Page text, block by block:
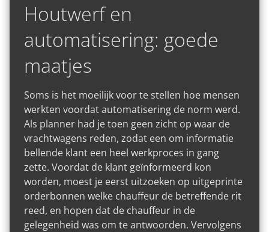
Voor wie?
Over ons
015 251 22 10
Houtwerf en
automatisering: goede
maatjes
Soms is het moeilijk voor te stellen hoe mensen
werkten voordat automatisering de norm werd.
Als planner had je toen geen zicht op waar de
vrachtwagens reden, zodat een om informatie
bellende klant een heel werkproces in gang
zette. Voordat de klant geïnformeerd kon
worden, moest je eerst uitzoeken op uitgeprinte
orderbonnen welke chauffeur de betreffende rit
reed, en hopen dat de chauffeur in de
gelegenheid was om te antwoorden. Vervolgens